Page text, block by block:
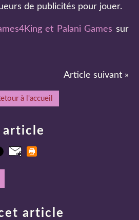
de publicités pour jouer.
et Palani Games sur
Article suivant »
à l'accueil
article
article